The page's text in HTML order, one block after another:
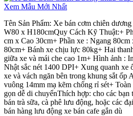
Tên Sản Phẩm: Xe bán cơm chiên
W80 x H180cmQuy Cách Kỹ Thuật:+
cm x Cao 30cm+ Phần xe : Ngang
80cm+ Bánh xe chịu lực 80kg+ Hai
giữa xe và mái che cao 1m+ Hình ảnh :
Nhật sắc nét 1400 DPI+ Xung quanh xe
xe và vách ngăn bên trong khung sắt
vuông 14mm mạ kẽm chống rỉ sét+
gọn dễ di chuyểnThích hợp: cho các
bán trà sữa, cà phê lưu động, hoặc các
bán hàng lưu động xe bán cafe gắn dù